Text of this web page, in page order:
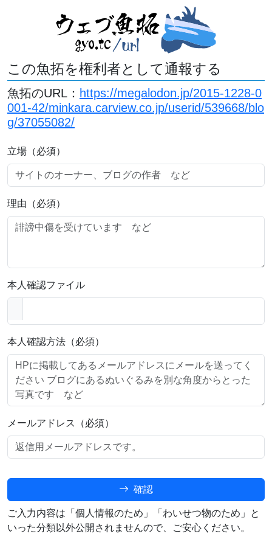
この魚拓を権利者として通報する
魚拓のURL： https://megalodon.jp/2015-1228-0
001-42/minkara.carview.co.jp/userid/539668/blo
g/37055082/
立場（必須）
理由（必須）
本人確認ファイル
本人確認方法（必須）
メールアドレス（必須）
確認
ご入力内容は「個人情報のため」「わいせつ物のため」と
いった分類以外公開されませんので、ご安心ください。